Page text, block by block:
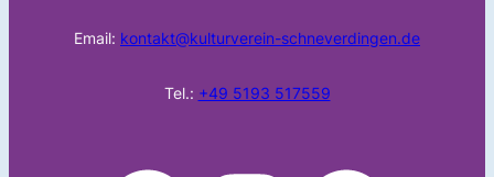
Email: kontakt@kulturverein-schneverdingen.de
Tel.: +49 5193 517559